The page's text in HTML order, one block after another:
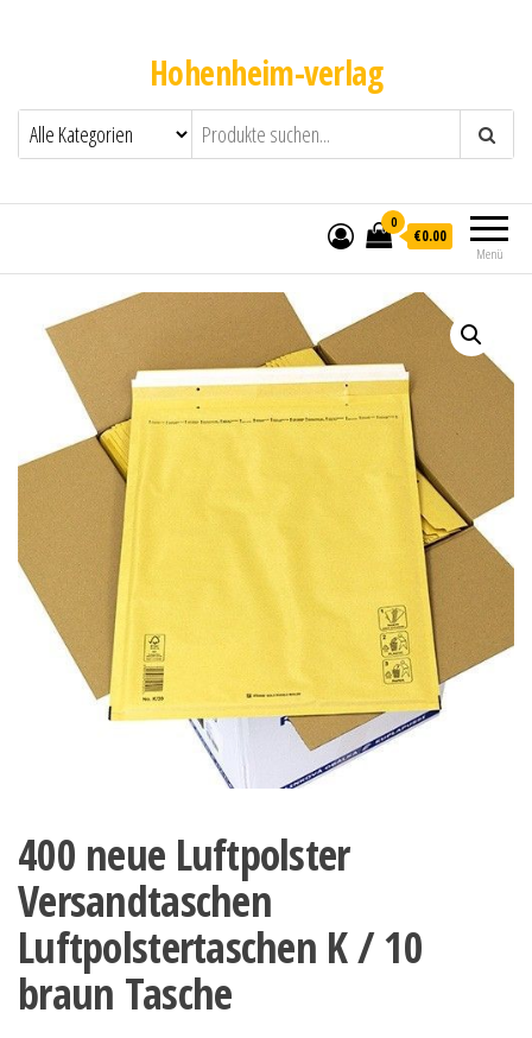
Hohenheim-verlag
Menü
0
€0.00
400 neue Luftpolster
Versandtaschen
Luftpolstertaschen K / 10
braun Tasche